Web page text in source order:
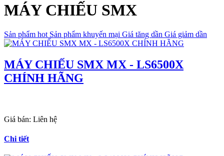
MÁY CHIẾU SMX
Sản phẩm hot Sản phẩm khuyến mại Giá tăng dần Giá giảm dần
MÁY CHIẾU SMX MX - LS6500X
CHÍNH HÃNG
Giá bán: Liên hệ
Chi tiết